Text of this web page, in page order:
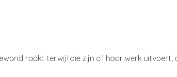
raakt terwijl die zijn of haar werk